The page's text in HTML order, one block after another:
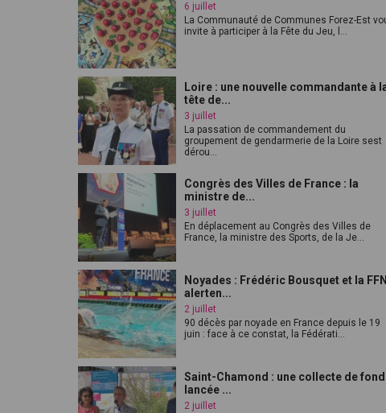
6 juillet
La Communauté de Communes Forez-Est
invite à participer à la Fête du Jeu, l...
Loire : une nouvelle commandante à
tête de...
3 juillet
La passation de commandement du
groupement de gendarmerie de la Loire sest
dérou...
Congrès des Villes de France : la
ministre de...
3 juillet
En déplacement au Congrès des Villes de
France, la ministre des Sports, de la Je...
Noyades : Frédéric Bousquet et la FFN
alerten...
2 juillet
90 décès par noyade en France depuis le 19
juin : face à ce constat, la Fédérati...
Saint-Chamond : une collecte de
lancée ...
2 juillet